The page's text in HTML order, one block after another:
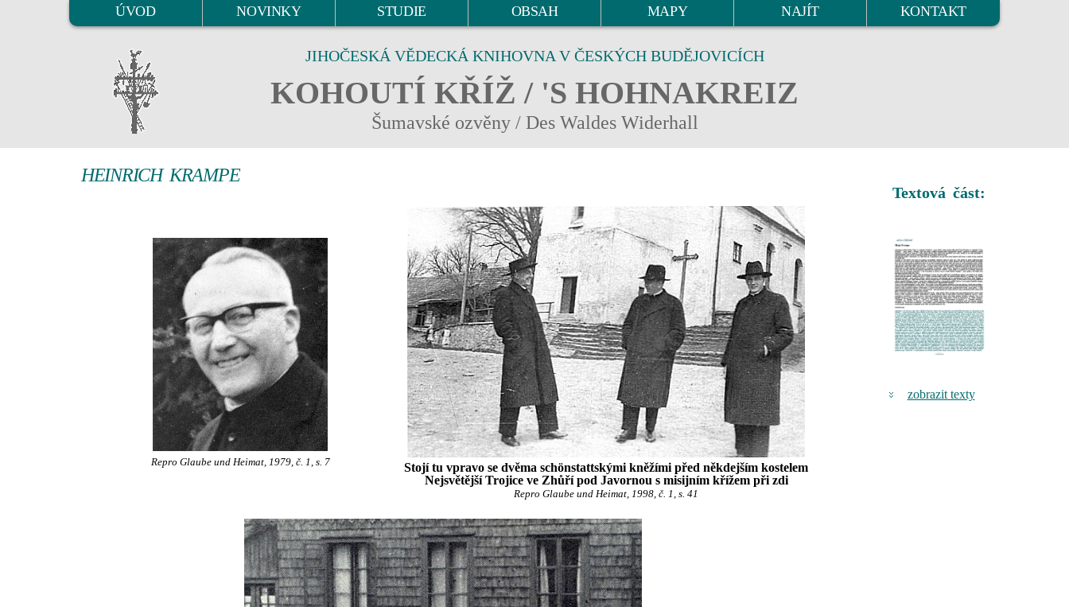
ÚVOD NOVINKY STUDIE OBSAH MAPY NAJÍT KONTAKT
JIHOČESKÁ VĚDECKÁ KNIHOVNA V ČESKÝCH BUDĚJOVICÍCH
KOHOUTÍ KŘÍŽ / 'S HOHNAKREIZ
Šumavské ozvěny / Des Waldes Widerhall
HEINRICH KRAMPE
Repro Glaube und Heimat, 1979, č. 1, s. 7
Stojí tu vpravo se dvěma schönstattskými kněžími před někdejším kostelem
Nejsvětější Trojice ve Zhůří pod Javornou s misijním křížem při zdi
Repro Glaube und Heimat, 1998, č. 1, s. 41
Textová část:
zobrazit texty